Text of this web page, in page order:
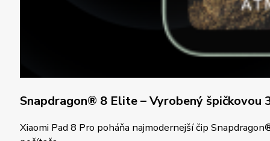
Snapdragon® 8 Elite – Vyrobený špičkovou
Xiaomi Pad 8 Pro poháňa najmodernejší čip